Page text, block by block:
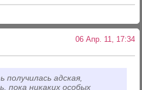
06 Апр. 11, 17:34
адская,
пока никаких особых